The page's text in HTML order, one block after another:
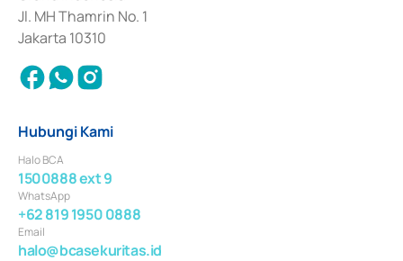
Jl. MH Thamrin No. 1
Jakarta 10310
Hubungi Kami
Halo BCA
1500888 ext 9
WhatsApp
+62 819 1950 0888
Email
halo@bcasekuritas.id